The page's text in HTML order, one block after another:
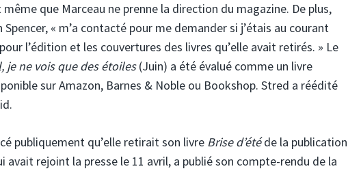
que Marceau ne prenne la direction du magazine. De plus,
« m’a contacté pour me demander si j’étais au courant
l’édition et les couvertures des livres qu’elle avait retirés. » Le
je ne vois que des étoiles(Juin) a été évalué comme un livre
sur Amazon, Barnes & Noble ou Bookshop. Stred a réédité
publiquement qu’elle retirait son livre Brise d’étéde la publication
avait rejoint la presse le 11 avril, a publié son compte-rendu de la